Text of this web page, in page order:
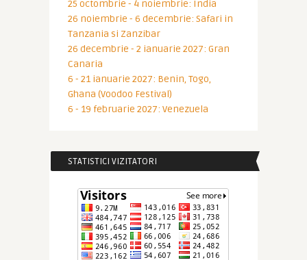
25 octombrie - 4 noiembrie: India
26 noiembrie - 6 decembrie: Safari in
Tanzania si Zanzibar
26 decembrie - 2 ianuarie 2027: Gran
Canaria
6 - 21 ianuarie 2027: Benin, Togo,
Ghana (Voodoo Festival)
6 - 19 februarie 2027: Venezuela
STATISTICI VIZITATORI